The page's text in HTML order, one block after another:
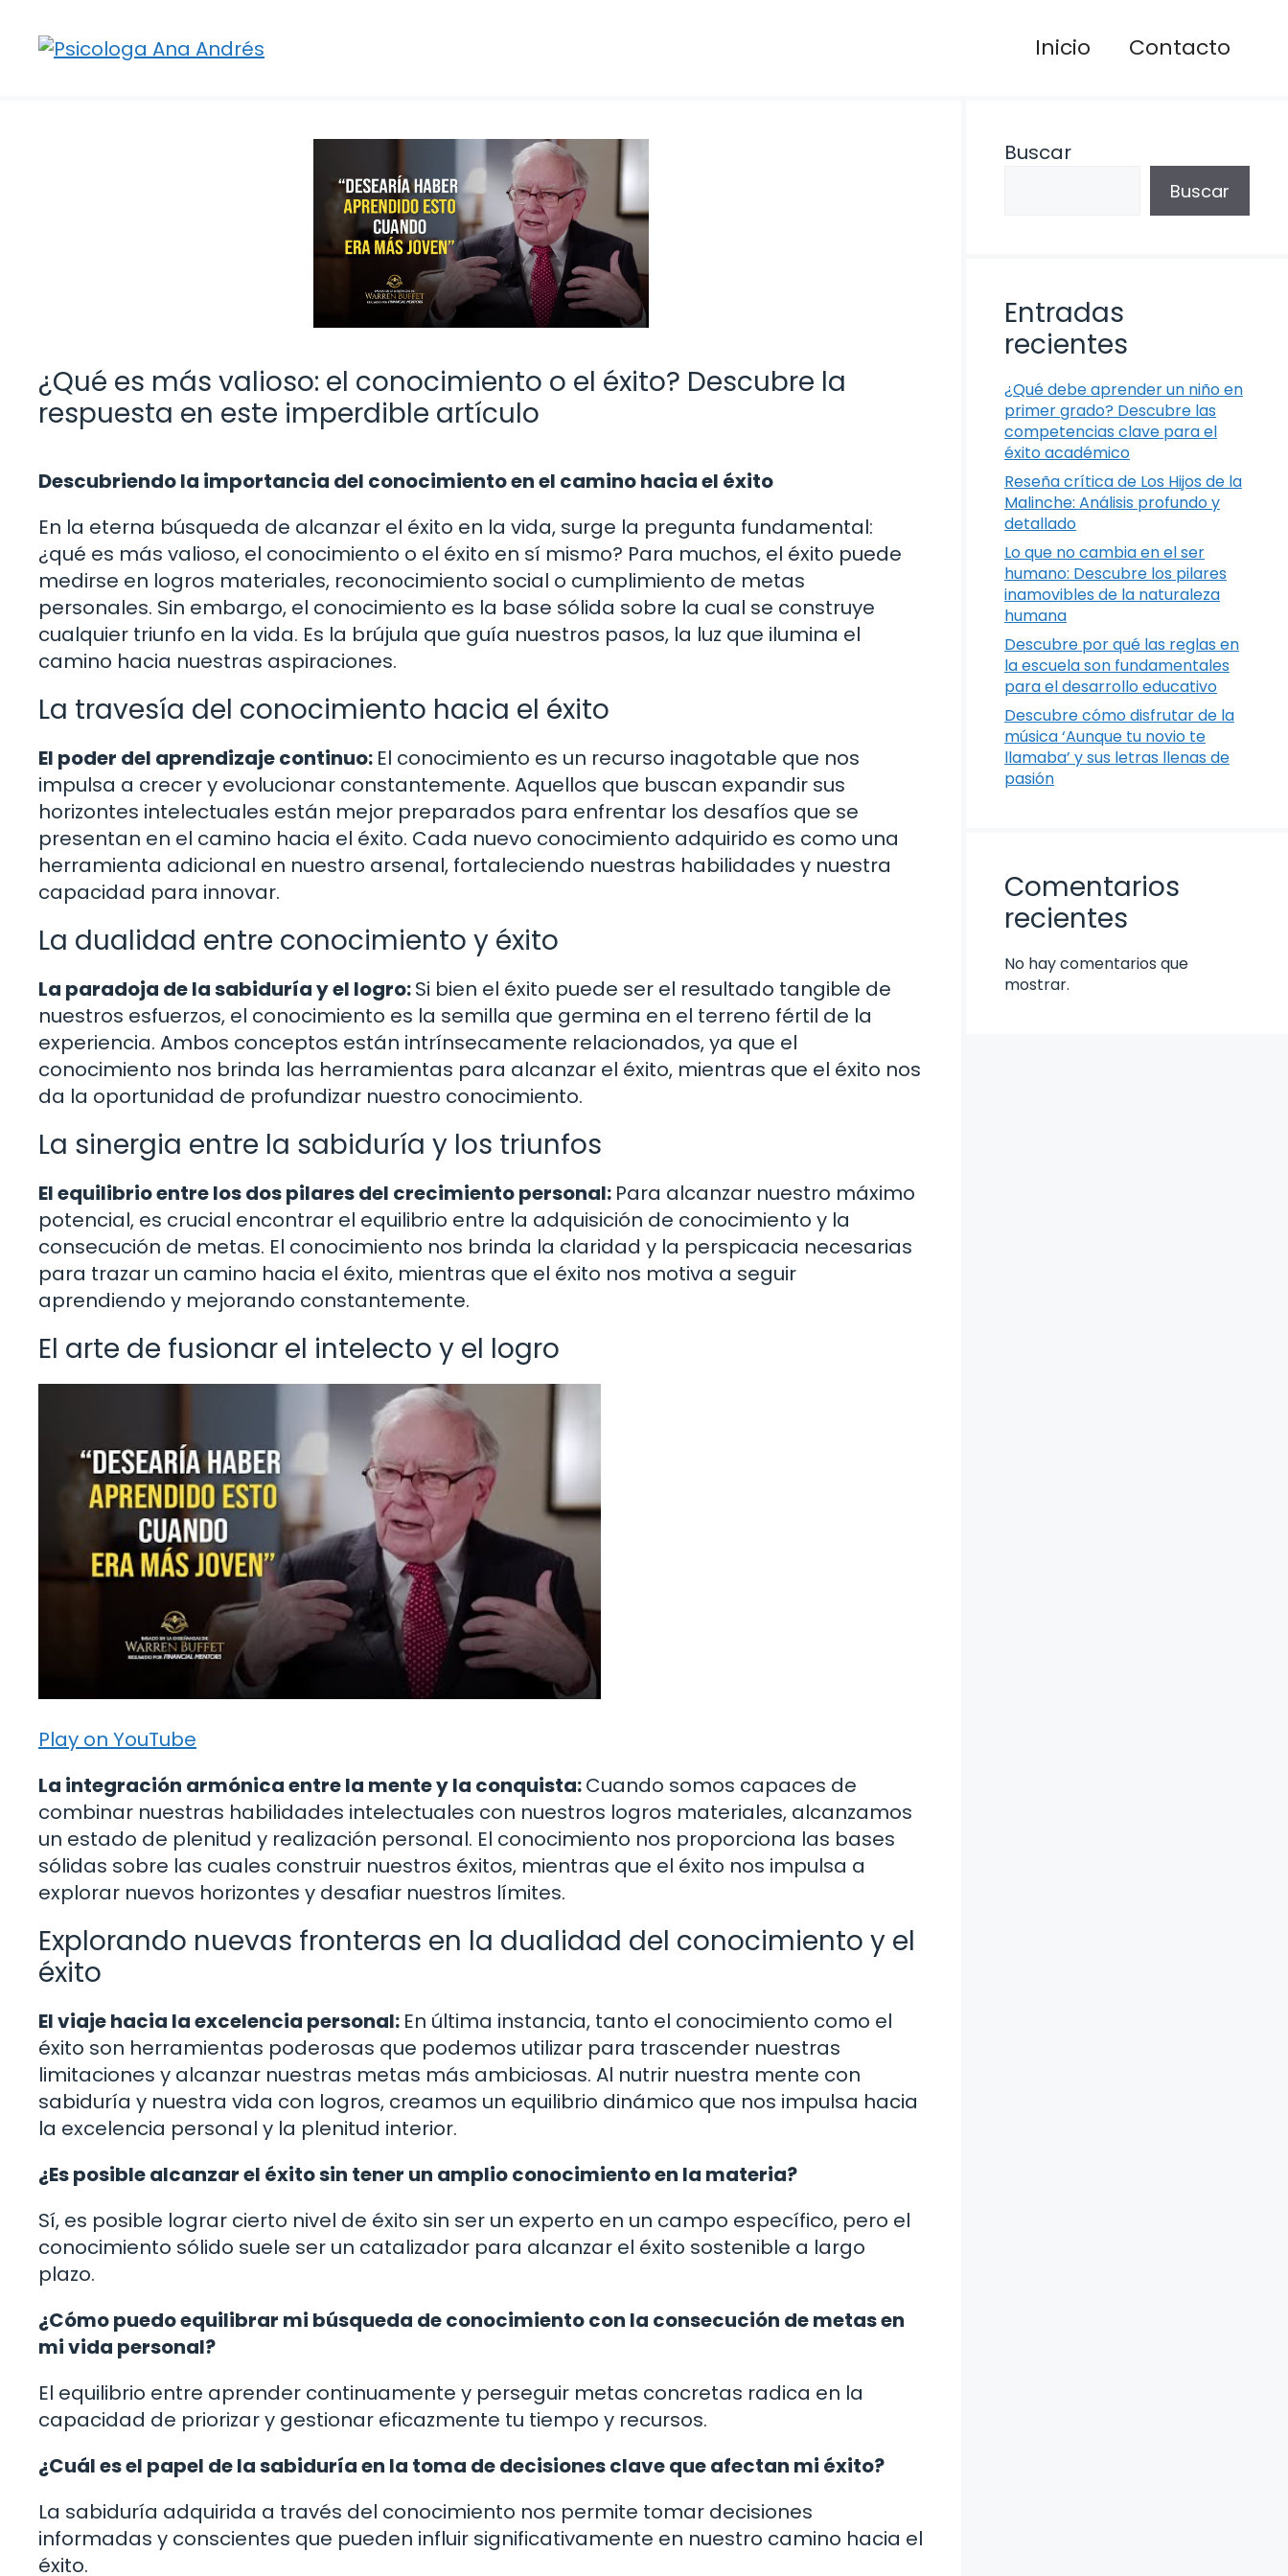
contenido
Inicio Contacto
¿Qué es más valioso: el conocimiento o el éxito? Descubre la
respuesta en este imperdible artículo
Descubriendo la importancia del conocimiento en el camino hacia el éxito
En la eterna búsqueda de alcanzar el éxito en la vida, surge la pregunta fundamental:
¿qué es más valioso, el conocimiento o el éxito en sí mismo? Para muchos, el éxito puede
medirse en logros materiales, reconocimiento social o cumplimiento de metas
personales. Sin embargo, el conocimiento es la base sólida sobre la cual se construye
cualquier triunfo en la vida. Es la brújula que guía nuestros pasos, la luz que ilumina el
camino hacia nuestras aspiraciones.
La travesía del conocimiento hacia el éxito
El poder del aprendizaje continuo: El conocimiento es un recurso inagotable que nos
impulsa a crecer y evolucionar constantemente. Aquellos que buscan expandir sus
horizontes intelectuales están mejor preparados para enfrentar los desafíos que se
presentan en el camino hacia el éxito. Cada nuevo conocimiento adquirido es como una
herramienta adicional en nuestro arsenal, fortaleciendo nuestras habilidades y nuestra
capacidad para innovar.
La dualidad entre conocimiento y éxito
La paradoja de la sabiduría y el logro:Si bien el éxito puede ser el resultado tangible de
nuestros esfuerzos, el conocimiento es la semilla que germina en el terreno fértil de la
experiencia. Ambos conceptos están intrínsecamente relacionados, ya que el
conocimiento nos brinda las herramientas para alcanzar el éxito, mientras que el éxito nos
da la oportunidad de profundizar nuestro conocimiento.
La sinergia entre la sabiduría y los triunfos
El equilibrio entre los dos pilares del crecimiento personal: Para alcanzar nuestro máximo
potencial, es crucial encontrar el equilibrio entre la adquisición de conocimiento y la
consecución de metas. El conocimiento nos brinda la claridad y la perspicacia necesarias
para trazar un camino hacia el éxito, mientras que el éxito nos motiva a seguir
aprendiendo y mejorando constantemente.
El arte de fusionar el intelecto y el logro
Play on YouTube
La integración armónica entre la mente y la conquista:Cuando somos capaces de
combinar nuestras habilidades intelectuales con nuestros logros materiales, alcanzamos
un estado de plenitud y realización personal. El conocimiento nos proporciona las bases
sólidas sobre las cuales construir nuestros éxitos, mientras que el éxito nos impulsa a
explorar nuevos horizontes y desafiar nuestros límites.
Explorando nuevas fronteras en la dualidad del conocimiento y el
éxito
El viaje hacia la excelencia personal: En última instancia, tanto el conocimiento como el
éxito son herramientas poderosas que podemos utilizar para trascender nuestras
limitaciones y alcanzar nuestras metas más ambiciosas. Al nutrir nuestra mente con
sabiduría y nuestra vida con logros, creamos un equilibrio dinámico que nos impulsa hacia
la excelencia personal y la plenitud interior.
¿Es posible alcanzar el éxito sin tener un amplio conocimiento en la materia?
Sí, es posible lograr cierto nivel de éxito sin ser un experto en un campo específico, pero el
conocimiento sólido suele ser un catalizador para alcanzar el éxito sostenible a largo
plazo.
¿Cómo puedo equilibrar mi búsqueda de conocimiento con la consecución de metas en
mi vida personal?
El equilibrio entre aprender continuamente y perseguir metas concretas radica en la
capacidad de priorizar y gestionar eficazmente tu tiempo y recursos.
¿Cuál es el papel de la sabiduría en la toma de decisiones clave que afectan mi éxito?
La sabiduría adquirida a través del conocimiento nos permite tomar decisiones
informadas y conscientes que pueden influir significativamente en nuestro camino hacia el
éxito.
Buscar
Buscar
Entradas
recientes
¿Qué debe aprender un niño en
primer grado? Descubre las
competencias clave para el
éxito académico
Reseña crítica de Los Hijos de la
Malinche: Análisis profundo y
detallado
Lo que no cambia en el ser
humano: Descubre los pilares
inamovibles de la naturaleza
humana
Descubre por qué las reglas en
la escuela son fundamentales
para el desarrollo educativo
Descubre cómo disfrutar de la
música ‘Aunque tu novio te
llamaba’ y sus letras llenas de
pasión
Comentarios
recientes
No hay comentarios que
mostrar.